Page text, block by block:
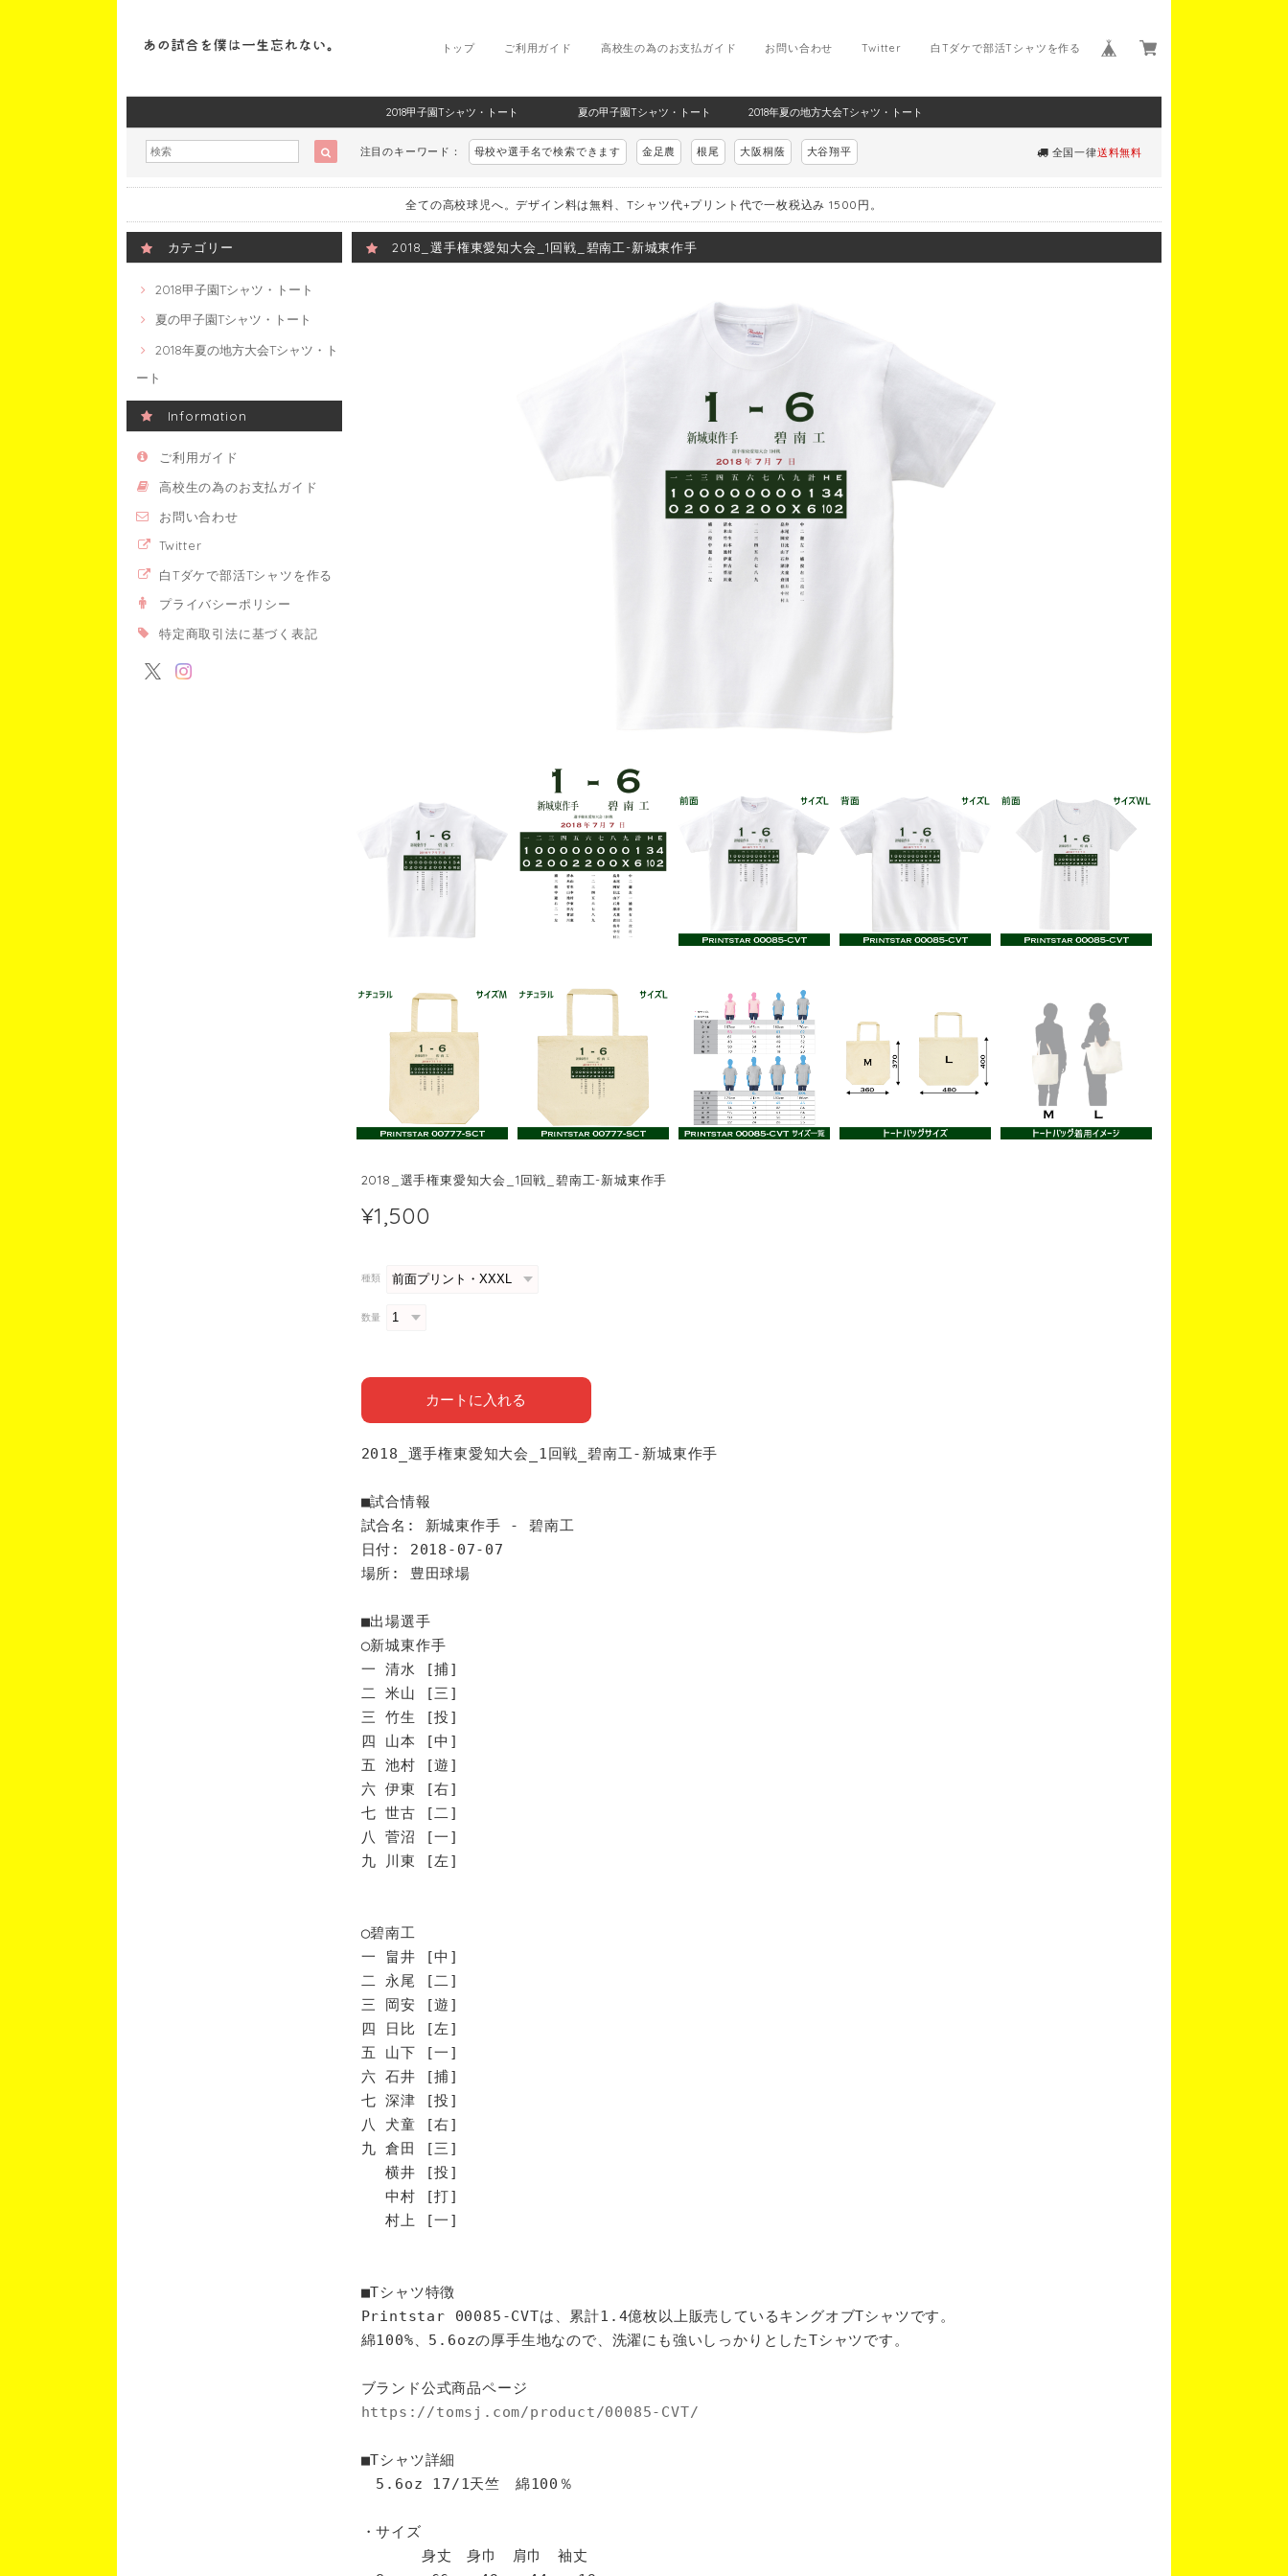
白Tダケで部活Tシャツを作る
Twitter
お問い合わせ
高校生の為のお支払ガイド
ご利用ガイド
トップ
2018甲子園Tシャツ・トート 夏の甲子園Tシャツ・トート 2018年夏の地方大会Tシャツ・トート
注目のキーワード： 母校や選手名で検索できます 金足農 根尾 大阪桐蔭 大谷翔平 全国一律送料無料
全ての高校球児へ。デザイン料は無料、Tシャツ代+プリント代で一枚税込み 1500円。
カテゴリー
2018甲子園Tシャツ・トート
夏の甲子園Tシャツ・トート
2018年夏の地方大会Tシャツ・ト
ート
Information
ご利用ガイド
高校生の為のお支払ガイド
お問い合わせ
Twitter
白Tダケで部活Tシャツを作る
プライバシーポリシー
特定商取引法に基づく表記
2018_選手権東愛知大会_1回戦_碧南工-新城東作手
2018_選手権東愛知大会_1回戦_碧南工-新城東作手
¥1,500
種類
数量
カートに入れる
2018_選手権東愛知大会_1回戦_碧南工-新城東作手
■試合情報
試合名: 新城東作手 - 碧南工
日付: 2018-07-07
場所: 豊田球場
■出場選手
◯新城東作手
一 清水 [捕]
二 米山 [三]
三 竹生 [投]
四 山本 [中]
五 池村 [遊]
六 伊東 [右]
七 世古 [二]
八 菅沼 [一]
九 川東 [左]
◯碧南工
一 畠井 [中]
二 永尾 [二]
三 岡安 [遊]
四 日比 [左]
五 山下 [一]
六 石井 [捕]
七 深津 [投]
八 犬童 [右]
九 倉田 [三]
横井 [投]
中村 [打]
村上 [一]
■Tシャツ特徴
Printstar 00085-CVTは、累計1.4億枚以上販売しているキングオブTシャツです。
綿100%、5.6ozの厚手生地なので、洗濯にも強いしっかりとしたTシャツです。
ブランド公式商品ページ
https://tomsj.com/product/00085-CVT/
■Tシャツ詳細
5.6oz 17/1天竺 綿100％
・サイズ
身丈 身巾 肩巾 袖丈